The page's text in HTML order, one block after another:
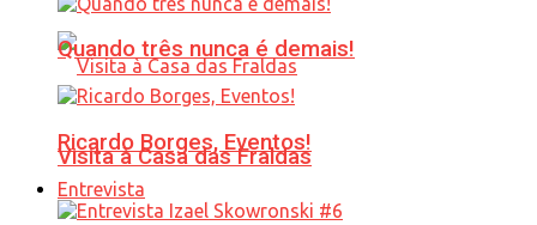
Visita à Casa das Fraldas
Quando três nunca é demais!
Ricardo Borges, Eventos!
Entrevista